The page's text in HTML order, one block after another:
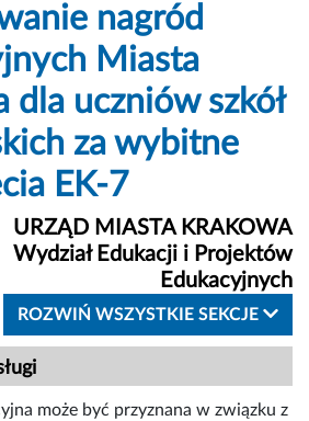
nagród
Miasta
dla uczniów szkół
za wybitne
EK-7
URZĄD MIASTA KRAKOWA
Wydział Edukacji i Projektów
Edukacyjnych
ROZWIŃ WSZYSTKIE SEKCJE
może być przyznana w związku z